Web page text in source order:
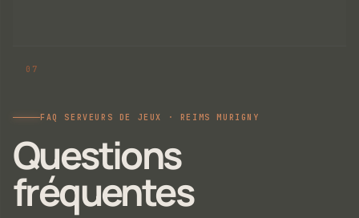
FAQ SERVEURS DE JEUX · REIMS MURIGNY
Questions
fréquentes